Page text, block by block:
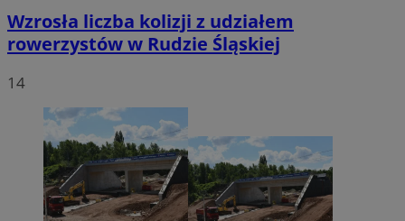
Wzrosła liczba kolizji z udziałem
rowerzystów w Rudzie Śląskiej
14